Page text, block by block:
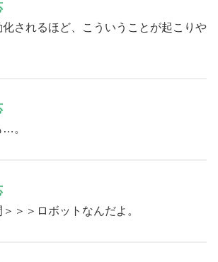
化されるほど、こういうことが起こりや
…。
＞＞ロボットなんだよ。